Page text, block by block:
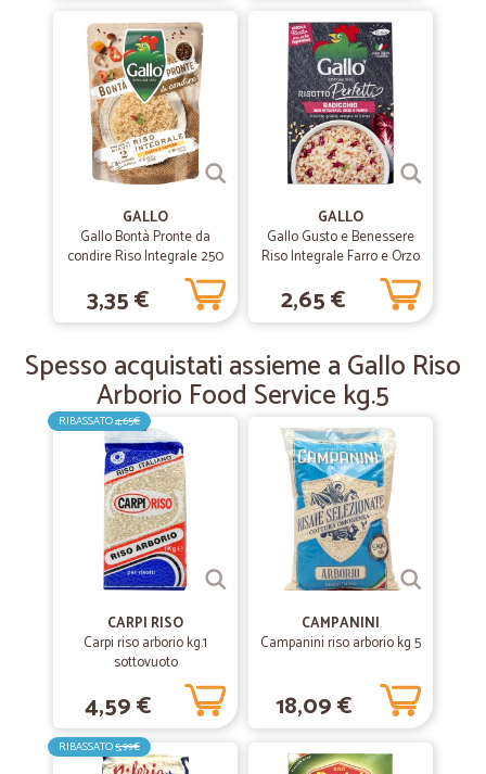
—Luca P.
Ottimo.
Ottimo. Tutto giusto.
31/03/2020
—Elisa F.
Prodotti freschi assolutamente…
Prodotti freschi assolutamente perfetti. Qualità ottima x tutti i
11/03/2020
Roberta T.
Ottimo servizio! Grazie mille
GALLO
Gallo Bontà Pronte da
condire Riso Integrale 250
3,35 €
GALLO
Gallo Gusto e Benessere
Riso Integrale Farro e Orzo
con Radicchio Rosso 175 gr.
2,65 €
Spesso acquistati assieme a Gallo Riso
Arborio Food Service kg.5
RIBASSATO4,65€
CARPI RISO
Carpi riso arborio kg.1
sottovuoto
4,59 €
CAMPANINI
Campanini riso arborio kg 5
18,09 €
RIBASSATO5,99€